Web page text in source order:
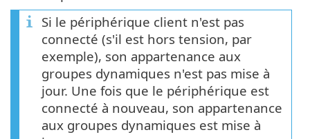
Si le périphérique client n'est pas
connecté (s'il est hors tension, par
exemple), son appartenance aux
groupes dynamiques n'est pas mise à
jour. Une fois que le périphérique est
connecté à nouveau, son appartenance
aux groupes dynamiques est mise à